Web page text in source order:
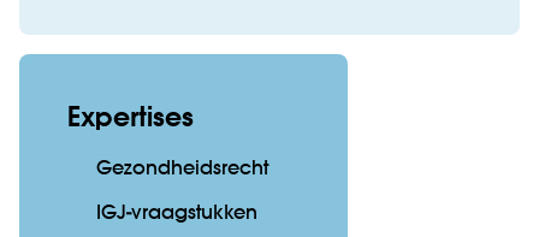
Expertises
Gezondheidsrecht
IGJ-vraagstukken